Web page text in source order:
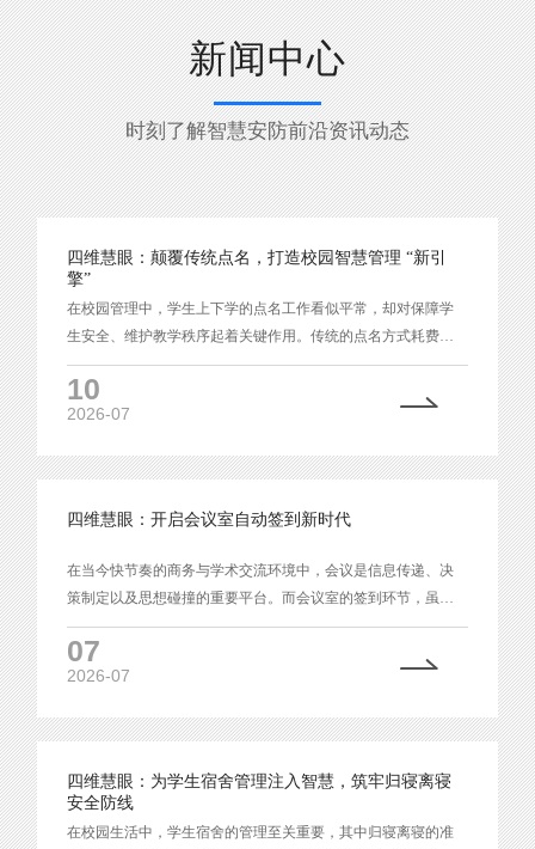
新闻中心
时刻了解智慧安防前沿资讯动态
四维慧眼：颠覆传统点名，打造校园智慧管理 “新引
擎”
在校园管理中，学生上下学的点名工作看似平常，却对保障学
生安全、维护教学秩序起着关键作用。传统的点名方式耗费时
间与精力，且容易出现各种漏洞。四维慧眼无感人脸识别摄像
机凭借先进技术，为学校学生上下学自动点名带来创新解决方
案，以其卓越功能助力校园管理迈向智能化。
10
2026-07
四维慧眼：开启会议室自动签到新时代
在当今快节奏的商务与学术交流环境中，会议是信息传递、决
策制定以及思想碰撞的重要平台。而会议室的签到环节，虽看
似微不足道，却对会议的顺利开展和后续的效果评估起着关键
作用。
07
2026-07
四维慧眼：为学生宿舍管理注入智慧，筑牢归寝离寝
安全防线
在校园生活中，学生宿舍的管理至关重要，其中归寝离寝的准